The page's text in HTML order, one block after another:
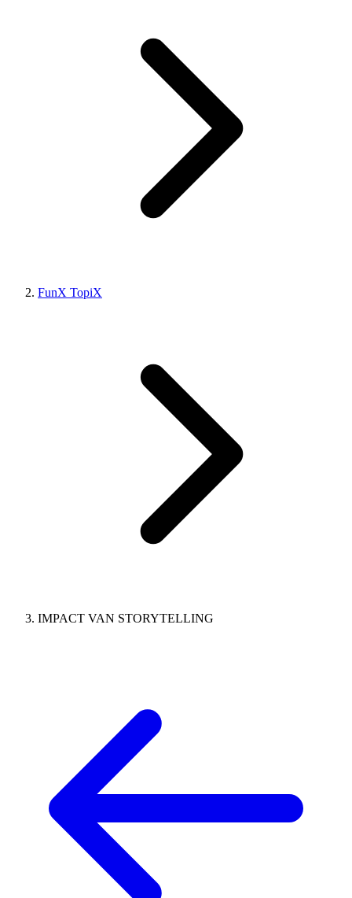
FunX TopiX
IMPACT VAN STORYTELLING